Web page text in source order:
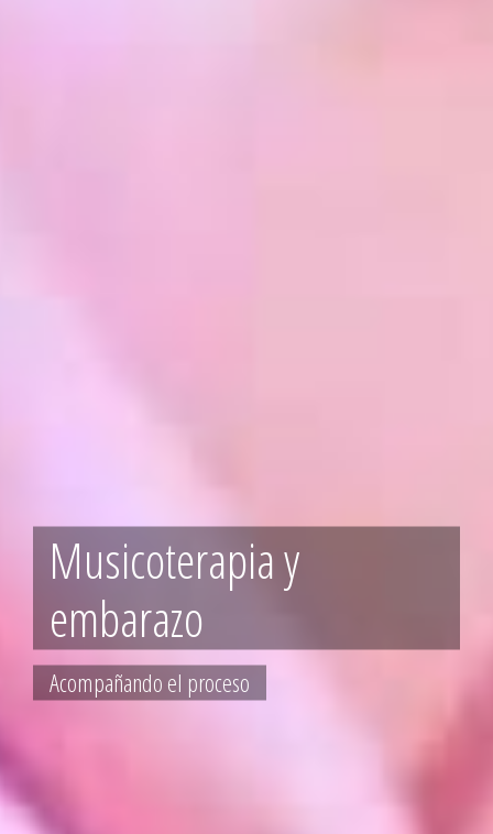
Musicoterapia y
embarazo
Acompañando el proceso